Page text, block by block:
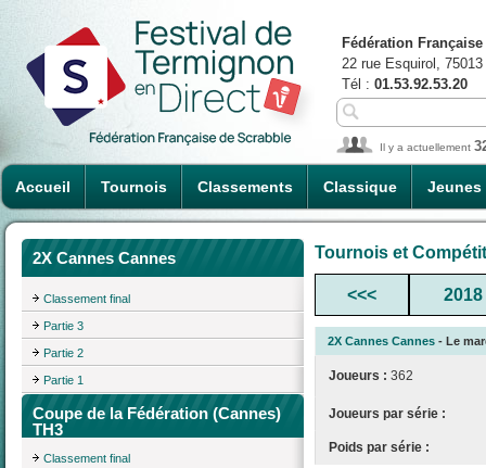
Accueil Tournois Classements Classique Jeunes
Fédération
22 rue Esquirol,
Tél : 01.53.92.53.20
Il y a actuellement
2X Cannes Cannes
Classement final
Partie 3
Partie 2
Partie 1
Coupe de la Fédération (Cannes)
TH3
Classement final
Tournois et
<<< 2018
2X Cannes Cannes - Le
Joueurs : 362
Joueurs par série :
Poids par série :